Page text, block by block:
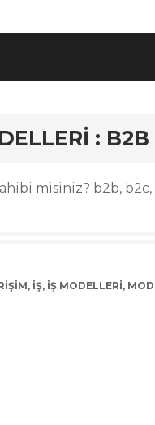
: B2B
misiniz? b2b,
, IŞ, IŞ MODELLERI,